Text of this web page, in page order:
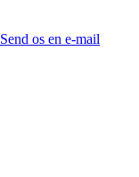
Send os en e-mail